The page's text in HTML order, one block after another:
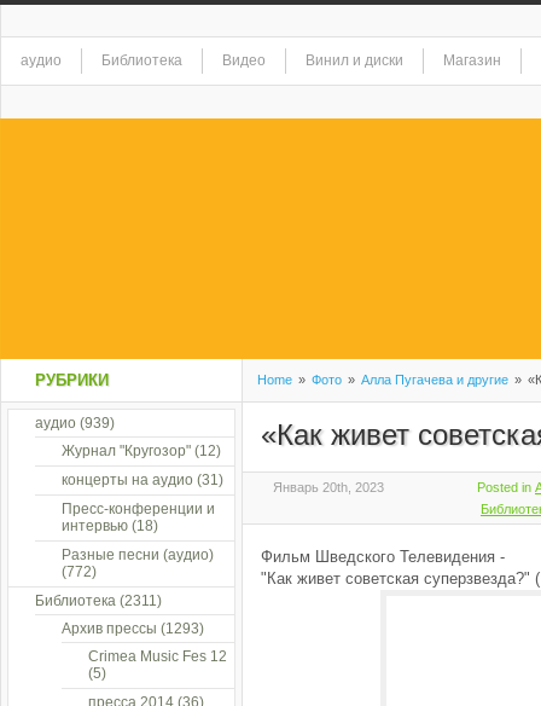
аудио Библиотека Видео Винил и диски Магазин
Home » Фото » Алла Пугачева и другие »
«Как живет
Январь 20th, 2023 Posted in
Фильм Шведского Телевидения -
"Как живет советская суперзвезда?"
РУБРИКИ
аудио (939)
Журнал "Кругозор" (12)
концерты на аудио (31)
Пресс-конференции и
интервью (18)
Разные песни (аудио)
(772)
Библиотека (2311)
Архив прессы (1293)
Crimea Music Fes 12
(5)
пресса 2014 (36)